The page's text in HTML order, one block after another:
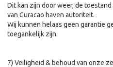
Dit kan zijn door weer, de
van Curacao haven autoriteit.
Wij kunnen helaas geen garantie
toegankelijk zijn.
7) Veiligheid & behoud van onze